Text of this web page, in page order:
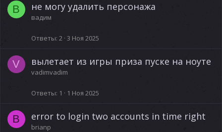
В не могу удалить персонажа
вадим
Ответы 2 3 Ноя 2025
V вылетает из игры приза пуске на ноуте
vadimvadim
Ответы 1 1 Ноя 2025
B error to login two accounts in time right
brianp